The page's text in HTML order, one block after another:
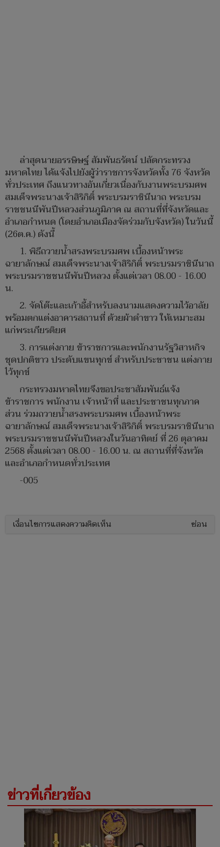
ล่าสุดนายอรรษิษฐ์ สัมพันธรัตน์ ปลัดกระทรวง
มหาดไทย ได้แจ้งไปยังผู้ว่าราชการจังหวัดทั้ง 76 จังหวัด
ทั่วประเทศ ถึงแนวทางอันเกี่ยวเนื่องกับงานพระบรมศพ
สมเด็จพระนางเจ้าสิริกิติ์ พระบรมราชินีนาถ พระบรม
ราชชนนีพันปีหลวงส่วนภูมิภาค ณ สถานที่ที่จังหวัดและ
อำเภอกำหนด (โดยอำเภอเมืองจัดร่วมกับจังหวัด) ในวันนี้
(26ต.ค.) ดังนี้
1. พิธีถวายน้ำสรงพระบรมศพ เบื้องหน้าพระ
ฉายาลักษณ์ สมเด็จพระนางเจ้าสิริกิติ์ พระบรมราชินีนาถ
พระบรมราชชนนีพันปีหลวง ตั้งแต่เวลา 08.00 - 16.00
น.
2. จัดโต๊ะและเก้าอี้สำหรับลงนามแสดงความไว้อาลัย
พร้อมตกแต่งอาคารสถานที่ ด้วยผ้าดำขาว ให้เหมาะสม
แก่พระเกียรติยศ
3. การแต่งกาย ข้าราชการและพนักงานรัฐวิสาหกิจ
ชุดปกติขาว ประดับแขนทุกข์ สำหรับประชาชน แต่งกาย
ไว้ทุกข์
กระทรวงมหาดไทยจึงขอประชาสัมพันธ์แจ้ง
ข้าราชการ พนักงาน เจ้าหน้าที่ และประชาชนทุกภาค
ส่วน ร่วมถวายน้ำสรงพระบรมศพ เบื้องหน้าพระ
ฉายาลักษณ์ สมเด็จพระนางเจ้าสิริกิติ์ พระบรมราชินีนาถ
พระบรมราชชนนีพันปีหลวงในวันอาทิตย์ ที่ 26 ตุลาคม
2568 ตั้งแต่เวลา 08.00 - 16.00 น. ณ สถานที่ที่จังหวัด
และอำเภอกำหนดทั่วประเทศ
-005
เงื่อนไขการแสดงความคิดเห็น ซ่อน
ข่าวที่เกี่ยวข้อง